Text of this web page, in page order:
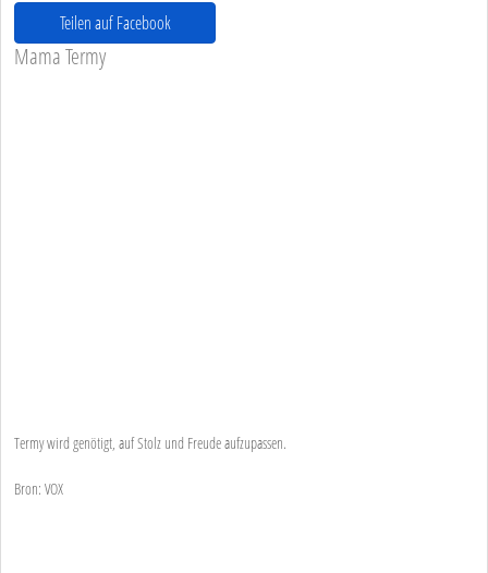
Teilen auf Facebook
Mama Termy
Termy wird genötigt, auf Stolz und Freude aufzupassen.
Bron: VOX